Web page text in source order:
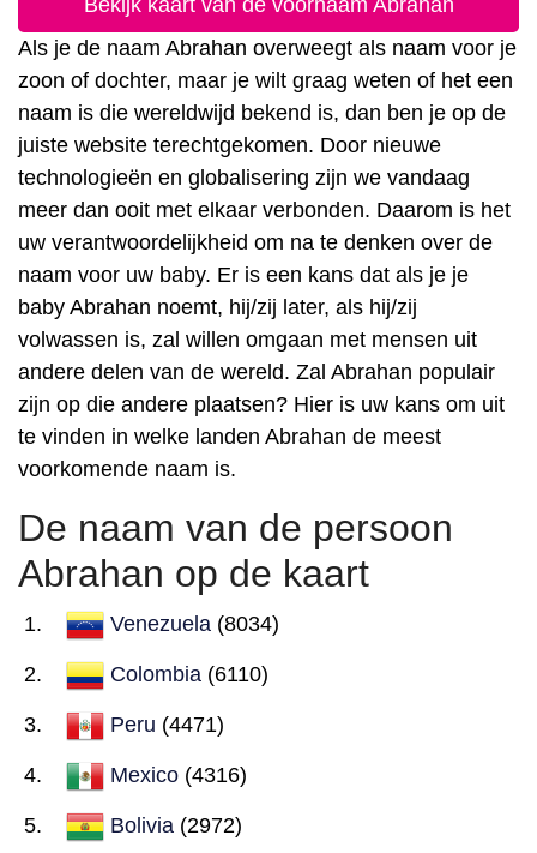
Bekijk kaart van de voornaam Abrahan
Als je de naam Abrahan overweegt als naam voor je
zoon of dochter, maar je wilt graag weten of het een
naam is die wereldwijd bekend is, dan ben je op de
juiste website terechtgekomen. Door nieuwe
technologieën en globalisering zijn we vandaag
meer dan ooit met elkaar verbonden. Daarom is het
uw verantwoordelijkheid om na te denken over de
naam voor uw baby. Er is een kans dat als je je
baby Abrahan noemt, hij/zij later, als hij/zij
volwassen is, zal willen omgaan met mensen uit
andere delen van de wereld. Zal Abrahan populair
zijn op die andere plaatsen? Hier is uw kans om uit
te vinden in welke landen Abrahan de meest
voorkomende naam is.
De naam van de persoon
Abrahan op de kaart
Venezuela (8034)
Colombia (6110)
Peru (4471)
Mexico (4316)
Bolivia (2972)